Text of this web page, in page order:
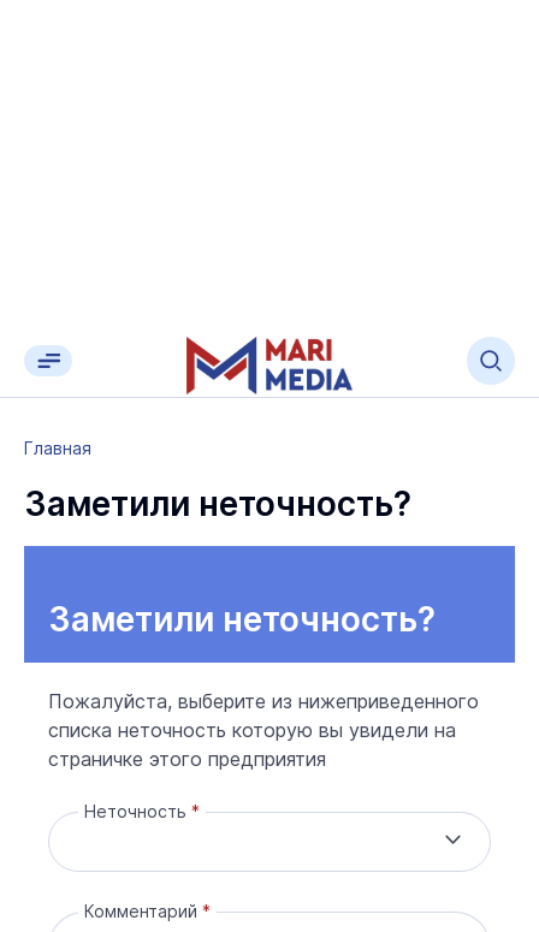
Главная
Заметили неточность?
Заметили неточность?
Пожалуйста, выберите из нижеприведенного
списка неточность которую вы увидели на
страничке этого предприятия
Неточность
Комментарий